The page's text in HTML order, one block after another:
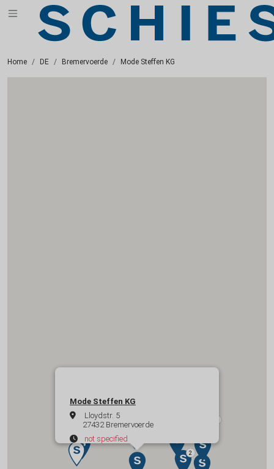
Home DE Bremervoerde Mode Steffen KG
Mode Steffen KG
Lloydstr. 5
27432 Bremervoerde
not specified